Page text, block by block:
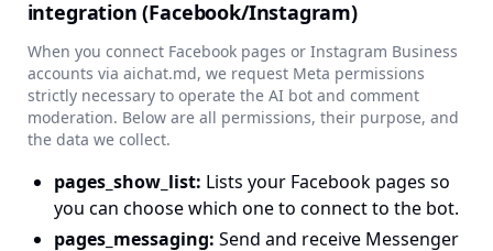
integration (Facebook/Instagram)
When you connect Facebook pages or Instagram Business
accounts via aichat.md, we request Meta permissions
strictly necessary to operate the AI bot and comment
moderation. Below are all permissions, their purpose, and
the data we collect.
pages_show_list: Lists your Facebook pages so
you can choose which one to connect to the bot.
pages_messaging: Send and receive Messenger